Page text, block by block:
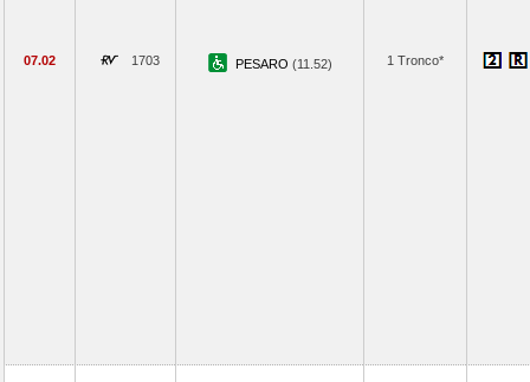
07.02 1703 PESARO (11.52) 1 Tronco*